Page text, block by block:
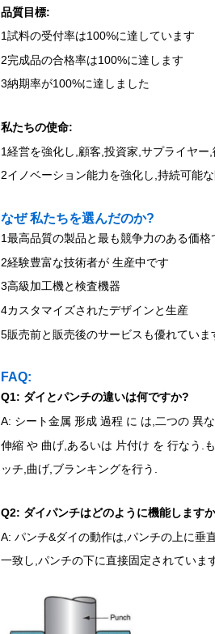
品質目標:
1試料の受付率は100%に達しています
2完成品の合格率は100%に達します
3納期率が100%に達しました
私たちの使命:
1経営を強化し,顧客,投資家,サプライヤー
2イノベーション能力を強化し,持続可能
なぜ 私たちを選んだのか?
1最高品質の製品と最も競争力のある価格
2経験豊富な技術者が 生産中です
3高級加工機と検査機器
4カスタマイズされたデザインと生産
5販売前と販売後のサービスも優れていま
FAQ:
Q1: ダイとパンチの違いは何ですか?
A: シート金属 形成 過程 に は,二つの 異
伸縮 や 曲げ,あるいは 片付け を 行なう.
ッチ,曲げ,ブランキングを行う.
Q2: ダイパンチはどのように機能します
A: パンチ&ダイの動作は,パンチの上に垂
一致し,パンチの下に直接固定されていま